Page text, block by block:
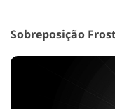
Sobreposição